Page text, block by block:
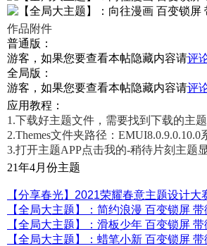
作品附件
普通版：
游客，如果您要查看本帖隐藏内容请评
全局版：
游客，如果您要查看本帖隐藏内容请评
应用教程：
1.下载好主题文件，需要找到下载的主
2.Themes文件夹路径： EMUI8.0.9.0.10.0
3.打开主题APP点击我的-稍待片刻主题
21年4月份主题
【分享春光】2021荣耀春意主题设计
【全局大主题】：简约浪漫 百变锁屏
【全局大主题】：滑板少年 百变锁屏
【全局大主题】：蜡笔小新 百变锁屏